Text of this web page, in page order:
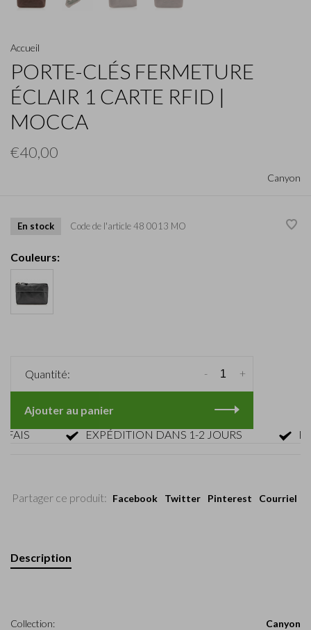
Accueil
PORTE-CLÉS FERMETURE
ÉCLAIR 1 CARTE RFID |
MOCCA
€40,00
Canyon
En stock Code de l'article48 0013 MO
Couleurs:
Quantité: +
-
Ajouter au panier
EXPÉDITION DANS 1-2 JOURS
Partager ce produit: Facebook Twitter Pinterest Courriel
Description
Collection: Canyon